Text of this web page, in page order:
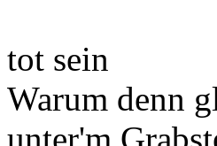
tot sein
Warum denn